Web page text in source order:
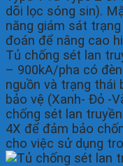
dõi lọc sóng sin).
năng giám sát
đoán để nâng cao
Tủ chống sét lan
– 900kA/pha có
nguồn và trạng thái
bảo vệ (Xanh- Đỏ -
chống sét lan
4X để đảm bảo
cho việc sử dụng